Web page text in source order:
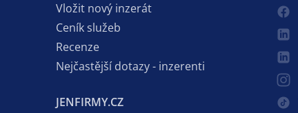
Vložit nový inzerát
Ceník služeb
Recenze
Nejčastější dotazy - inzerenti
JENFIRMY.CZ